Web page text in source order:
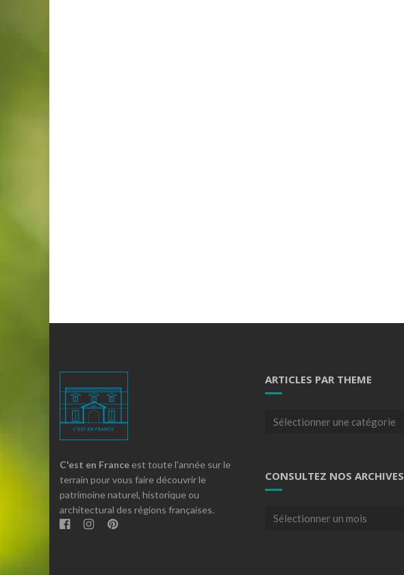
C'est en France est toute l'année sur le
terrain pour vous faire découvrir le
patrimoine naturel, historique ou
architectural des régions françaises.
ARTICLES PAR THEME
Articles
CONSULTEZ NOS ARCHIVES
Consultez